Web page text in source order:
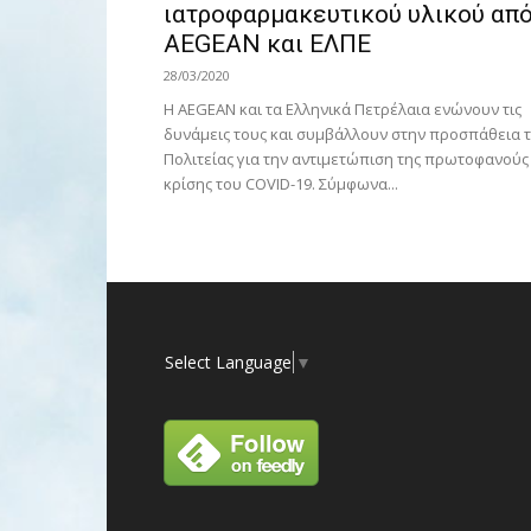
ιατροφαρμακευτικού υλικού από
AEGEAN και ΕΛΠΕ
28/03/2020
H AEGEAN και τα Ελληνικά Πετρέλαια ενώνουν τις
δυνάμεις τους και συμβάλλουν στην προσπάθεια
Πολιτείας για την αντιμετώπιση της πρωτοφανούς
κρίσης του COVID-19. Σύμφωνα...
Select Language ▼